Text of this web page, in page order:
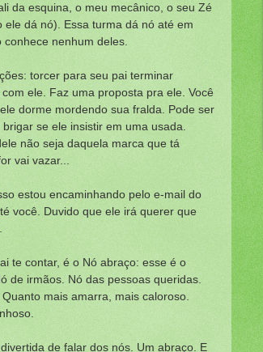
da esquina, o meu mecânico, o seu Zé
dá nó). Essa turma dá nó até em
nenhum deles.
torcer para seu pai terminar
ele. Faz uma proposta pra ele. Você
dorme mordendo sua fralda. Pode ser
se ele insistir em uma usada.
não seja daquela marca que tá
vai vazar...
estou encaminhando pelo e-mail do
você. Duvido que ele irá querer que
te contar, é o Nó abraço: esse é o
de irmãos. Nó das pessoas queridas.
mais amarra, mais caloroso.
de falar dos nós. Um abraço. E